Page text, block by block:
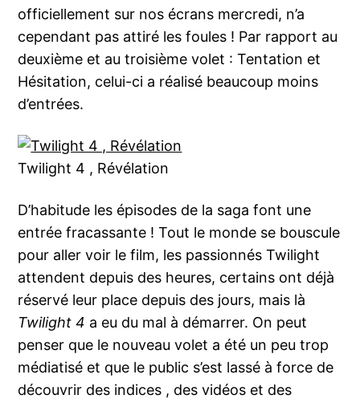
officiellement sur nos écrans mercredi, n’a
cependant pas attiré les foules ! Par rapport au
deuxième et au troisième volet : Tentation et
Hésitation, celui-ci a réalisé beaucoup moins
d’entrées.
Twilight 4 , Révélation
D’habitude les épisodes de la saga font une
entrée fracassante ! Tout le monde se bouscule
pour aller voir le film, les passionnés Twilight
attendent depuis des heures, certains ont déjà
réservé leur place depuis des jours, mais là
Twilight 4 a eu du mal à démarrer. On peut
penser que le nouveau volet a été un peu trop
médiatisé et que le public s’est lassé à force de
découvrir des indices , des vidéos et des